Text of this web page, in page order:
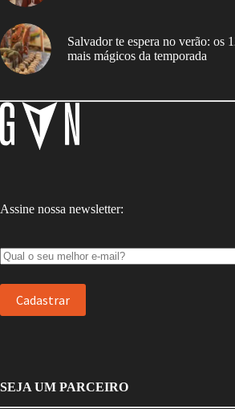
Salvador te espera no verão: os
mais mágicos da temporada
Assine nossa newsletter:
SEJA UM PARCEIRO